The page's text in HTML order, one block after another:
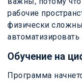
рабочие
физически
Обучение на
Программа